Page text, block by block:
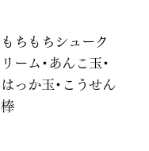
もちもちシューク
リーム・あんこ玉・
はっか玉・こうせん
棒